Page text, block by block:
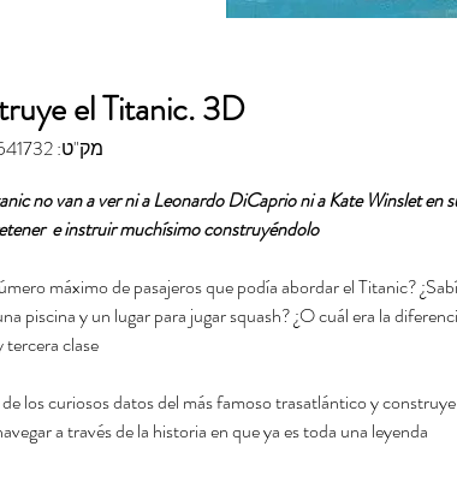
el Titanic. 3D.
מק"ט: 9789463541732
no van a ver ni a Leonardo DiCaprio ni a Kate Winslet en
e instruir muchísimo construyéndolo.
máximo de pasajeros que podía abordar el Titanic?
piscina y un lugar para jugar squash? ¿O cuál era la
clase?
los curiosos datos del más famoso trasatlántico y
a través de la historia en que ya es toda una leyenda.